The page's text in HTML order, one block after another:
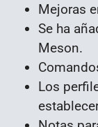
Mejoras
Se ha
Meson.
Los